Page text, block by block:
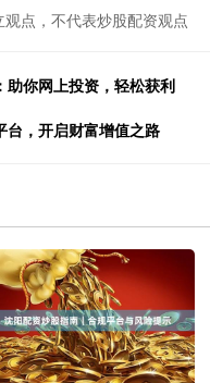
点，不代表炒股配资观点
助你网上投资，轻松获利
台，开启财富增值之路